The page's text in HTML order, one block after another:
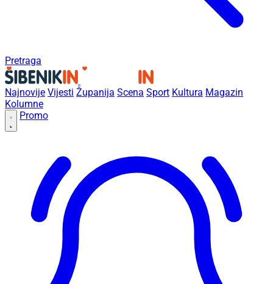
Pretraga
Najnovije Vijesti Županija Scena Sport Kultura Magazin
Kolumne
Promo